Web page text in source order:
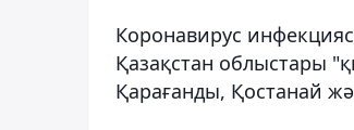
Коронавирус
Қазақстан облыстары
Қарағанды, Қостанай